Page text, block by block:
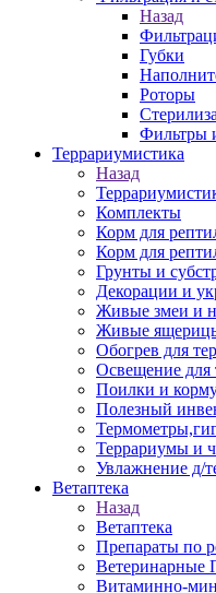
Назад
Губки
Роторы
Фильтры
Террариумистика
Назад
Комплекты
Корм для
Корм для
Грунты и
Декорации и
Живые змеи и
Живые
Обогрев для
Освещение для
Поилки и
Полезный
Террариумы и
Увлажнение д/
Ветаптека
Назад
Ветаптека
Препараты по
Ветеринарные
Витаминно-